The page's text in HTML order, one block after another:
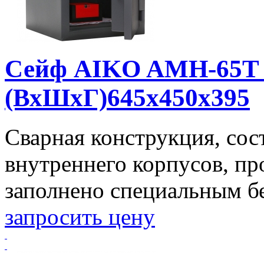
Сейф AIKO AMH-65T
(ВхШхГ)645x450x395
Сварная конструкция,
внутреннего корпусов,
заполнено специальным
запросить цену